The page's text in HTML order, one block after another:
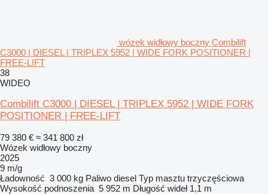
wózek widłowy boczny Combilift
C3000 | DIESEL | TRIPLEX 5952 | WIDE FORK POSITIONER |
FREE-LIFT
38
WIDEO
Combilift C3000 | DIESEL | TRIPLEX 5952 | WIDE FORK
POSITIONER | FREE-LIFT
79 380 € ≈ 341 800 zł
Wózek widłowy boczny
2025
9 m/g
Ładowność 3 000 kg Paliwo diesel Typ masztu trzyczęściowa
Wysokość podnoszenia 5 952 m Długość wideł 1,1 m